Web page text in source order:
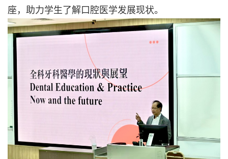
座，助力学生了解口腔医学发展现状。